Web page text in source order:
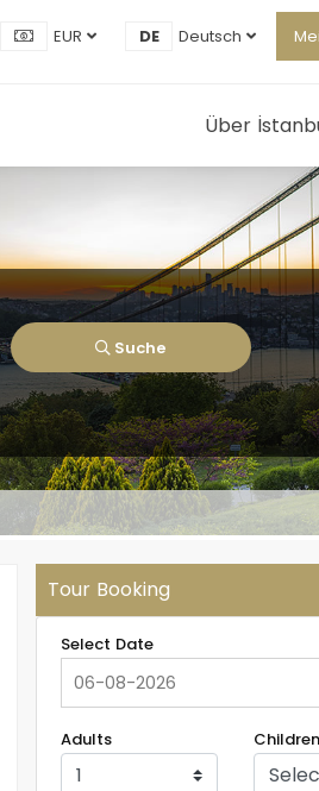
EUR DE Deutsch
Über
Suche
Tour Booking
Select Date
Adults Children